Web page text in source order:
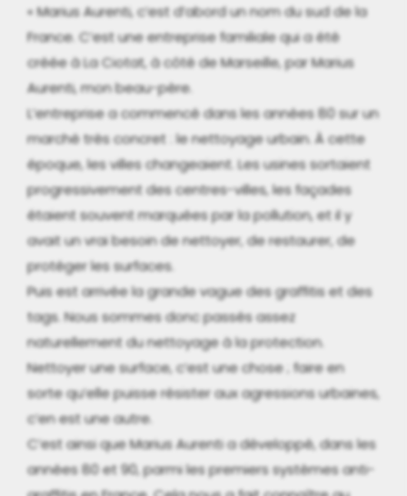
« Marius Aurenti, c’est d’abord un nom du sud de la
France. C’est une entreprise familiale qui a été
créée à La Ciotat, à côté de Marseille, par Marius
Aurenti, mon beau-père.
L’entreprise a commencé dans les années 80 sur un
marché très concret : le nettoyage urbain. À cette
époque, les villes changeaient. Les usines sortaient
progressivement des centres-villes, les façades
étaient souvent marquées par la pollution, et il y
avait un vrai besoin de nettoyer, de restaurer, de
protéger les surfaces.
Puis est arrivée la grande vague des graffitis et des
tags. Nous sommes donc passés assez
naturellement du nettoyage à la protection.
Nettoyer une surface, c’est une chose ; faire en
sorte qu’elle puisse résister aux agressions urbaines,
c’en est une autre.
C’est ainsi que Marius Aurenti a développé, dans les
années 80 et 90, parmi les premiers systèmes anti-